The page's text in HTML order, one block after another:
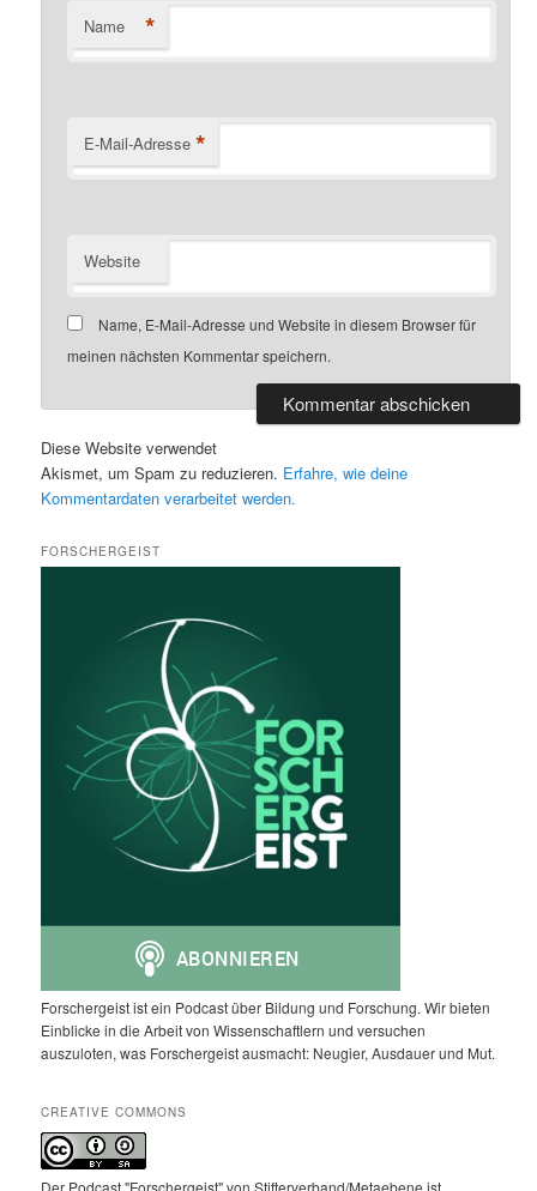
Name *
E-Mail-Adresse *
Website
Name, E-Mail-Adresse und Website in diesem Browser für
meinen nächsten Kommentar speichern.
Diese Website verwendet
Akismet, um Spam zu reduzieren. Erfahre, wie deine
Kommentardaten verarbeitet werden.
FORSCHERGEIST
Forschergeist ist ein Podcast über Bildung und Forschung. Wir bieten
Einblicke in die Arbeit von Wissenschaftlern und versuchen
auszuloten, was Forschergeist ausmacht: Neugier, Ausdauer und Mut.
CREATIVE COMMONS